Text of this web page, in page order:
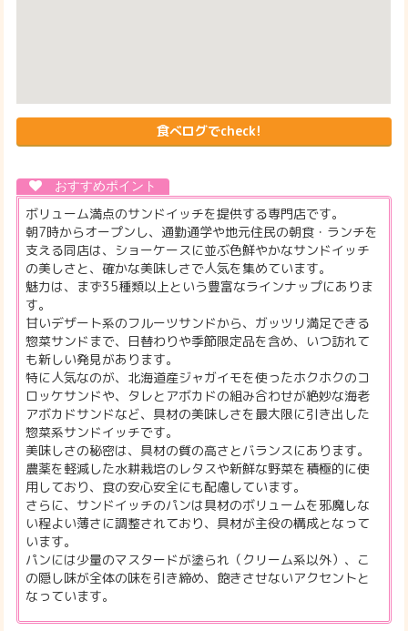
食べログでcheck!
ボリューム満点のサンドイッチを提供する専門店です。
朝7時からオープンし、通勤通学や地元住民の朝食・ランチを
支える同店は、ショーケースに並ぶ色鮮やかなサンドイッチ
の美しさと、確かな美味しさで人気を集めています。
魅力は、まず35種類以上という豊富なラインナップにありま
す。
甘いデザート系のフルーツサンドから、ガッツリ満足できる
惣菜サンドまで、日替わりや季節限定品を含め、いつ訪れて
も新しい発見があります。
特に人気なのが、北海道産ジャガイモを使ったホクホクのコ
ロッケサンドや、タレとアボカドの組み合わせが絶妙な海老
アボカドサンドなど、具材の美味しさを最大限に引き出した
惣菜系サンドイッチです。
美味しさの秘密は、具材の質の高さとバランスにあります。
農薬を軽減した水耕栽培のレタスや新鮮な野菜を積極的に使
用しており、食の安心安全にも配慮しています。
さらに、サンドイッチのパンは具材のボリュームを邪魔しな
い程よい薄さに調整されており、具材が主役の構成となって
います。
パンには少量のマスタードが塗られ（クリーム系以外）、こ
の隠し味が全体の味を引き締め、飽きさせないアクセントと
なっています。